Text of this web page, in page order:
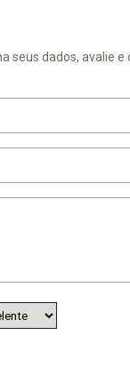
seus dados, avalie